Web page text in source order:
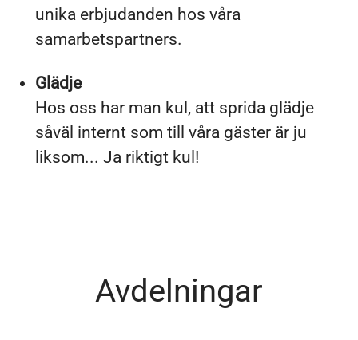
unika erbjudanden hos våra
samarbetspartners.
Glädje
Hos oss har man kul, att sprida glädje
såväl internt som till våra gäster är ju
liksom... Ja riktigt kul!
Avdelningar